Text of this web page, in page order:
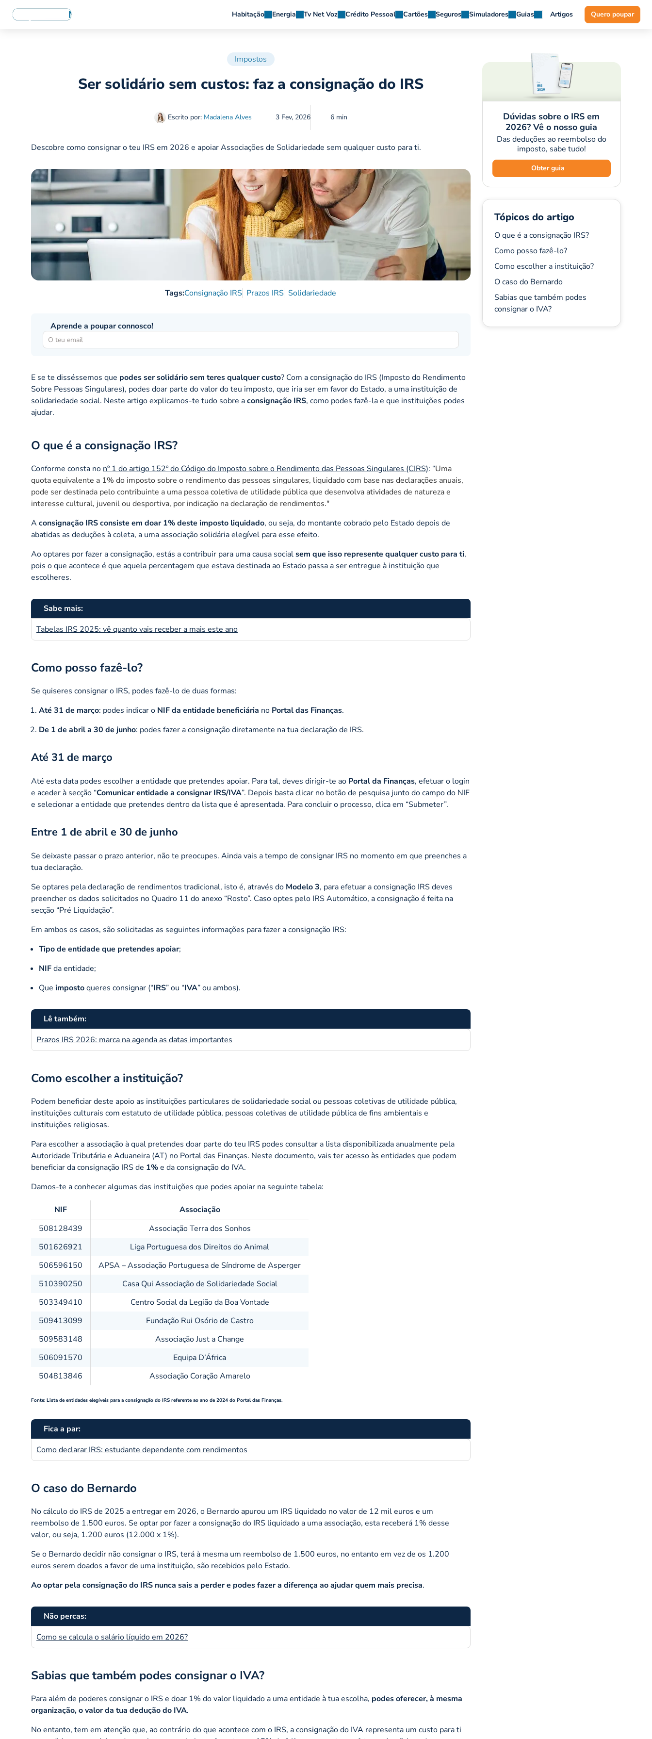
Habitação Energia Tv Net Voz Crédito Pessoal Cartões Seguros Simuladores Guias Artigos Quero poupar
Impostos
Ser solidário sem custos: faz a consignação do IRS
Escrito por: Madalena Alves 3 Fev, 2026 6 min
Descobre como consignar o teu IRS em 2026 e apoiar Associações de Solidariedade sem qualquer custo para ti.
Tags:Consignação IRS Prazos IRS Solidariedade
Aprende a poupar connosco!
E se te disséssemos que podes ser solidário sem teres qualquer custo? Com a consignação do IRS (Imposto do Rendimento
Sobre Pessoas Singulares), podes doar parte do valor do teu imposto, que iria ser em favor do Estado, a uma instituição de
solidariedade social. Neste artigo explicamos-te tudo sobre aconsignação IRS, como podes fazê-la e que instituições podes
ajudar.
O que é a consignação IRS?
Conforme consta no nº 1 do artigo 152º do Código do Imposto sobre o Rendimento das Pessoas Singulares (CIRS): “Uma
quota equivalente a 1% do imposto sobre o rendimento das pessoas singulares, liquidado com base nas declarações anuais,
pode ser destinada pelo contribuinte a uma pessoa coletiva de utilidade pública que desenvolva atividades de natureza e
interesse cultural, juvenil ou desportiva, por indicação na declaração de rendimentos."
Aconsignação IRS consiste em doar 1% deste imposto liquidado, ou seja, do montante cobrado pelo Estado depois de
abatidas as deduções à coleta, a uma associação solidária elegível para esse efeito.
Ao optares por fazer a consignação, estás a contribuir para uma causa socialsem que isso represente qualquer custo para ti,
pois o que acontece é que aquela percentagem que estava destinada ao Estado passa a ser entregue à instituição que
escolheres.
Sabe mais:
Tabelas IRS 2025: vê quanto vais receber a mais este ano
Como posso fazê-lo?
Se quiseres consignar o IRS, podes fazê-lo de duas formas:
Até 31 de março: podes indicar o NIF da entidade beneficiária no Portal das Finanças.
De 1 de abril a 30 de junho: podes fazer a consignação diretamente na tua declaração de IRS.
Até 31 de março
Até esta data podes escolher a entidade que pretendes apoiar. Para tal, deves dirigir-te ao Portal da Finanças, efetuar o login
e aceder à secção “Comunicar entidade a consignar IRS/IVA”. Depois basta clicar no botão de pesquisa junto do campo do NIF
e selecionar a entidade que pretendes dentro da lista que é apresentada. Para concluir o processo, clica em “Submeter”.
Entre 1 de abril e 30 de junho
Se deixaste passar o prazo anterior, não te preocupes. Ainda vais a tempo de consignar IRS no momento em que preenches a
tua declaração.
Se optares pela declaração de rendimentos tradicional, isto é, através do Modelo 3, para efetuar a consignação IRS deves
preencher os dados solicitados no Quadro 11 do anexo “Rosto”. Caso optes pelo IRS Automático, a consignação é feita na
secção “Pré Liquidação”.
Em ambos os casos, são solicitadas as seguintes informações para fazer a consignação IRS:
Tipo de entidade que pretendes apoiar;
NIFda entidade;
Que impostoqueres consignar (“IRS” ou “IVA” ou ambos).
Lê também:
Prazos IRS 2026: marca na agenda as datas importantes
Como escolher a instituição?
Podem beneficiar deste apoio as instituições particulares de solidariedade social ou pessoas coletivas de utilidade pública,
instituições culturais com estatuto de utilidade pública, pessoas coletivas de utilidade pública de fins ambientais e
instituições religiosas.
Para escolher a associação à qual pretendes doar parte do teu IRS podes consultar a lista disponibilizada anualmente pela
Autoridade Tributária e Aduaneira (AT) no Portal das Finanças. Neste documento, vais ter acesso às entidades que podem
beneficiar da consignação IRS de 1%e da consignação do IVA.
Damos-te a conhecer algumas das instituições que podes apoiar na seguinte tabela:
NIF
Associação
508128439
Associação Terra dos Sonhos
501626921
Liga Portuguesa dos Direitos do Animal
506596150
APSA – Associação Portuguesa de Síndrome de Asperger
510390250
Casa Qui Associação de Solidariedade Social
503349410
Centro Social da Legião da Boa Vontade
509413099
Fundação Rui Osório de Castro
509583148
Associação Just a Change
506091570
Equipa D’África
504813846
Associação Coração Amarelo
Fonte: Lista de entidades elegíveis para a consignação do IRS referente ao ano de 2024 do Portal das Finanças.
Fica a par:
Como declarar IRS: estudante dependente com rendimentos
O caso do Bernardo
No cálculo do IRS de 2025 a entregar em 2026, o Bernardo apurou um IRS liquidado no valor de 12 mil euros e um
reembolso de 1.500 euros. Se optar por fazer a consignação do IRS liquidado a uma associação, esta receberá 1% desse
valor, ou seja, 1.200 euros (12.000 x 1%).
Se o Bernardo decidir não consignar o IRS, terá à mesma um reembolso de 1.500 euros, no entanto em vez de os 1.200
euros serem doados a favor de uma instituição, são recebidos pelo Estado.
Ao optar pela consignação do IRS nunca sais a perder e podes fazer a diferença ao ajudar quem mais precisa.
Não percas:
Como se calcula o salário líquido em 2026?
Sabias que também podes consignar o IVA?
Para além de poderes consignar o IRS e doar 1% do valor liquidado a uma entidade à tua escolha, podes oferecer, à mesma
organização, o valor da tua dedução do IVA.
No entanto, tem em atenção que, ao contrário do que acontece com o IRS, a consignação do IVA representa um custo para ti
Dúvidas sobre o IRS em
2026? Vê o nosso guia
Das deduções ao reembolso do
imposto, sabe tudo!
Obter guia
Tópicos do artigo
O que é a consignação IRS?
Como posso fazê-lo?
Como escolher a instituição?
O caso do Bernardo
Sabias que também podes
consignar o IVA?